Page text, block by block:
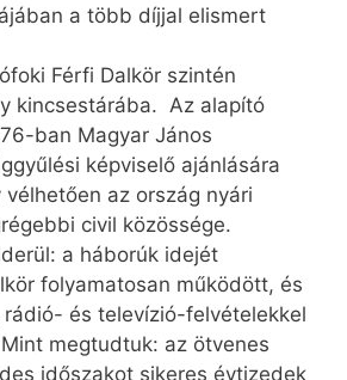
a több díjjal elismert
Férfi Dalkör szintén
kincsestárába. Az alapító
ban Magyar János
képviselő ajánlására
az ország nyári
civil közössége.
a háborúk idejét
folyamatosan működött, és
rádió- és televízió-felvételekkel
megtudtuk: az ötvenes
időszakot sikeres évtizedek